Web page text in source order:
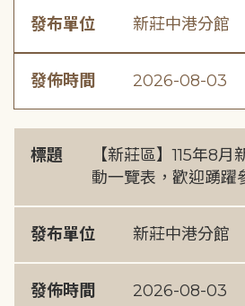
發布單位 新莊中港分館
發佈時間 2026-08-03
標題
【新莊區】115年8
動一覽表，歡迎踴躍
發布單位 新莊中港分館
發佈時間 2026-08-03